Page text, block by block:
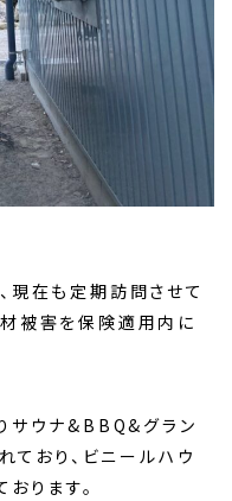
現在も定期訪問させて
被害を保険適用内に
サウナ&BBQ&グラン
ており、ビニールハウ
ります。